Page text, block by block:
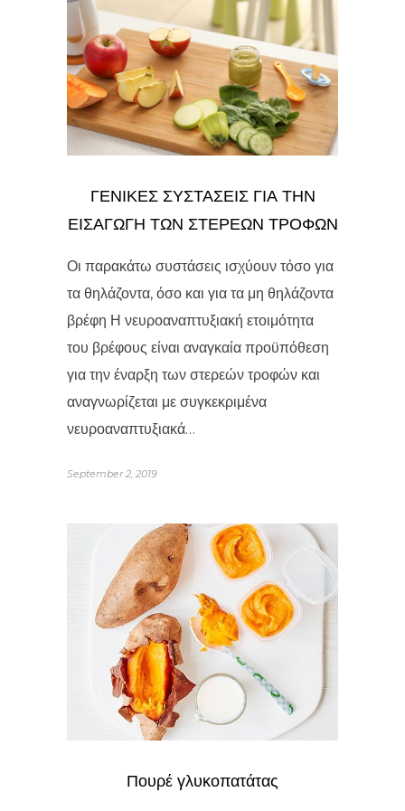
ΓΕΝΙΚΕΣ ΣΥΣΤΑΣΕΙΣ ΓΙΑ ΤΗΝ
ΕΙΣΑΓΩΓΗ ΤΩΝ ΣΤΕΡΕΩΝ ΤΡΟΦΩΝ
Οι παρακάτω συστάσεις ισχύουν τόσο για
τα θηλάζοντα, όσο και για τα μη θηλάζοντα
βρέφη Η νευροαναπτυξιακή ετοιμότητα
του βρέφους είναι αναγκαία προϋπόθεση
για την έναρξη των στερεών τροφών και
αναγνωρίζεται με συγκεκριμένα
νευροαναπτυξιακά…
September 2, 2019
Πουρέ γλυκοπατάτας